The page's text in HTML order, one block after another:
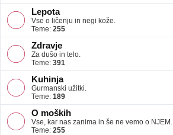
Lepota
Vse o ličenju in negi kože.
Teme: 255
Zdravje
Za dušo in telo.
Teme: 391
Kuhinja
Gurmanski užitki.
Teme: 189
O moških
Vse, kar nas zanima in še ne vemo o NJEM.
Teme: 255